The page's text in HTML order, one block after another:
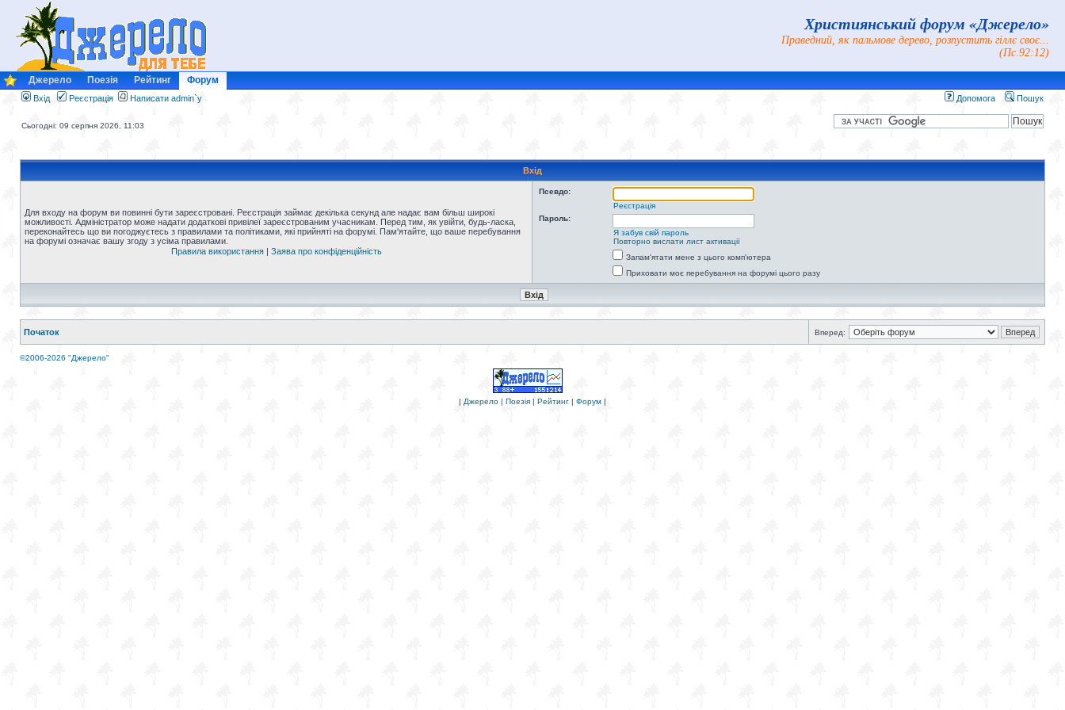
Християнський форум «Джерело»
Праведний, як пальмове дерево, розпустить гіллє своє...
(Пс.92:12)
Джерело Поезія Рейтинг Форум
Вхід Реєстрація Написати admin`у Допомога Пошук
Сьогодні: 09 серпня 2026, 11:03
Вхід
Для входу на форум ви повинні бути зареєстровані. Реєстрація займає декілька секунд але надає вам більш широкі
можливості. Адміністратор може надати додаткові привілеї зареєстрованим учасникам. Перед тим, як увійти, будь-ласка,
переконайтесь що ви погоджуєтесь з правилами та політиками, які прийняті на форумі. Пам'ятайте, що ваше перебування
на форумі означає вашу згоду з усіма правилами.
Правила використання| Заява про конфіденційність
Псевдо:
Реєстрація
Пароль:
Я забув свій пароль
Повторно вислати лист активації
Запам'ятати мене з цього комп'ютера
Приховати моє перебування на форумі цього разу
Початок Вперед:
©2006-2026 "Джерело"
| Джерело | Поезія | Рейтинг | Форум |